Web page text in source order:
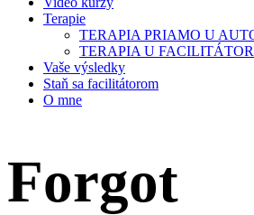
Terapie
TERAPIA PRIAMO U
TERAPIA U
Vaše výsledky
Staň sa facilitátorom
O mne
Forgot